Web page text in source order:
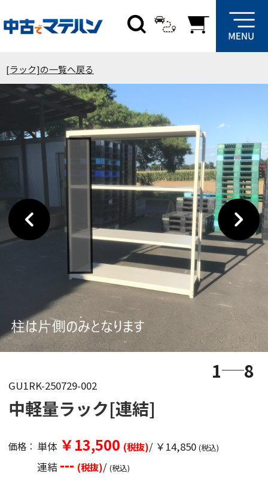
[ラック]の一覧へ戻る
1 8
GU1RK-250729-002
中軽量ラック[連結]
価格： 単体 ￥13,500 (税抜)/ ￥14,850 (税込)
連結 --- (税抜)/(税込)